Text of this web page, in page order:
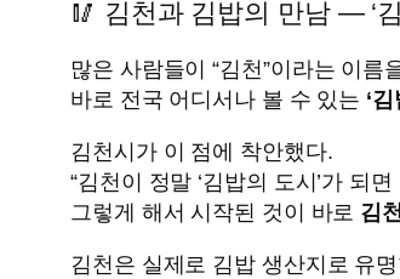
🥢 김천과 김밥의 만남 — ‘
많은 사람들이 “김천”이라는 이
바로 전국 어디서나 볼 수 있는 ‘
김천시가 이 점에 착안했다.
“김천이 정말 ‘김밥의 도시’가 되면
그렇게 해서 시작된 것이 바로 김
김천은 실제로 김밥 생산지로 유